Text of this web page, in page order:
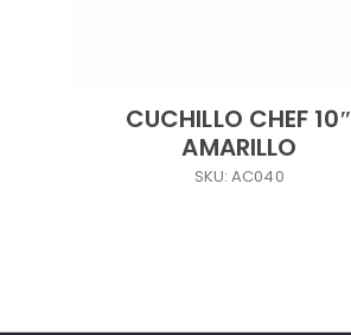
CUCHILLO CHEF 10″
AMARILLO
SKU: AC040